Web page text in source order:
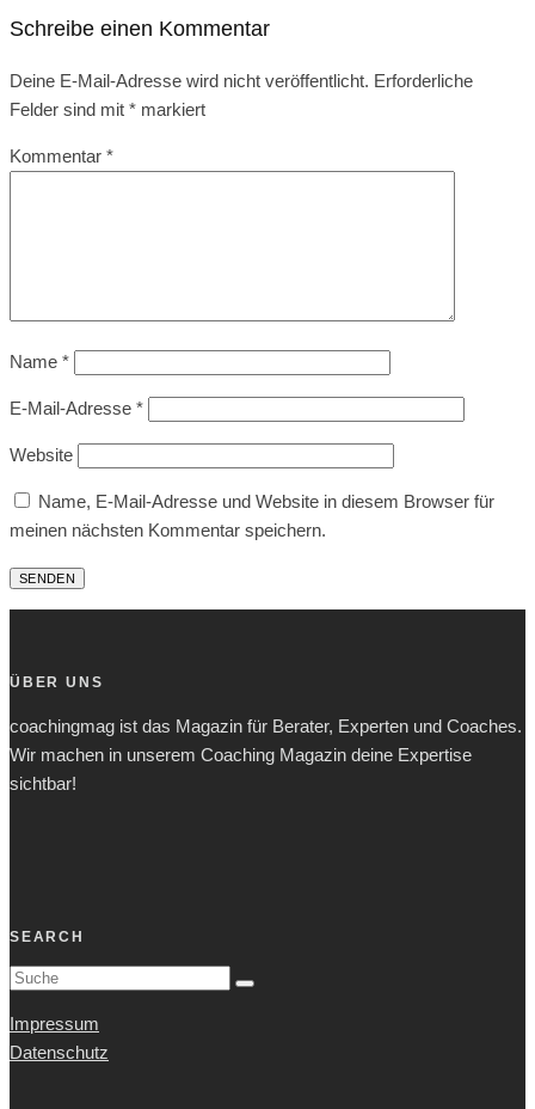
Schreibe einen Kommentar
Deine E-Mail-Adresse wird nicht veröffentlicht. Erforderliche
Felder sind mit * markiert
Kommentar *
Name *
E-Mail-Adresse *
Website
Name, E-Mail-Adresse und Website in diesem Browser für
meinen nächsten Kommentar speichern.
ÜBER UNS
coachingmag ist das Magazin für Berater, Experten und Coaches.
Wir machen in unserem Coaching Magazin deine Expertise
sichtbar!
SEARCH
Impressum
Datenschutz